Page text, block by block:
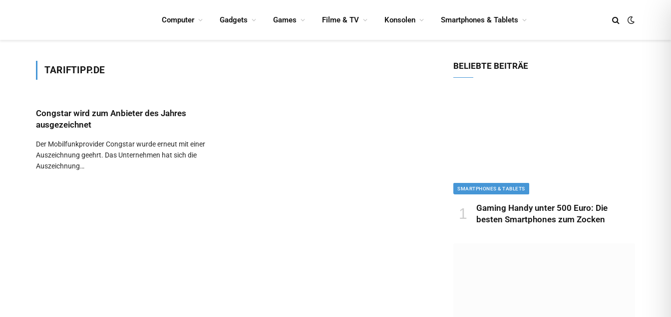
Computer Gadgets Games Filme & TV Konsolen Smartphones & Tablets
TARIFTIPP.DE
Congstar wird zum Anbieter des Jahres
ausgezeichnet
Der Mobilfunkprovider Congstar wurde erneut mit einer
Auszeichnung geehrt. Das Unternehmen hat sich die
Auszeichnung…
BELIEBTE BEITRÄE
SMARTPHONES & TABLETS
Gaming Handy unter 500 Euro: Die
besten Smartphones zum Zocken